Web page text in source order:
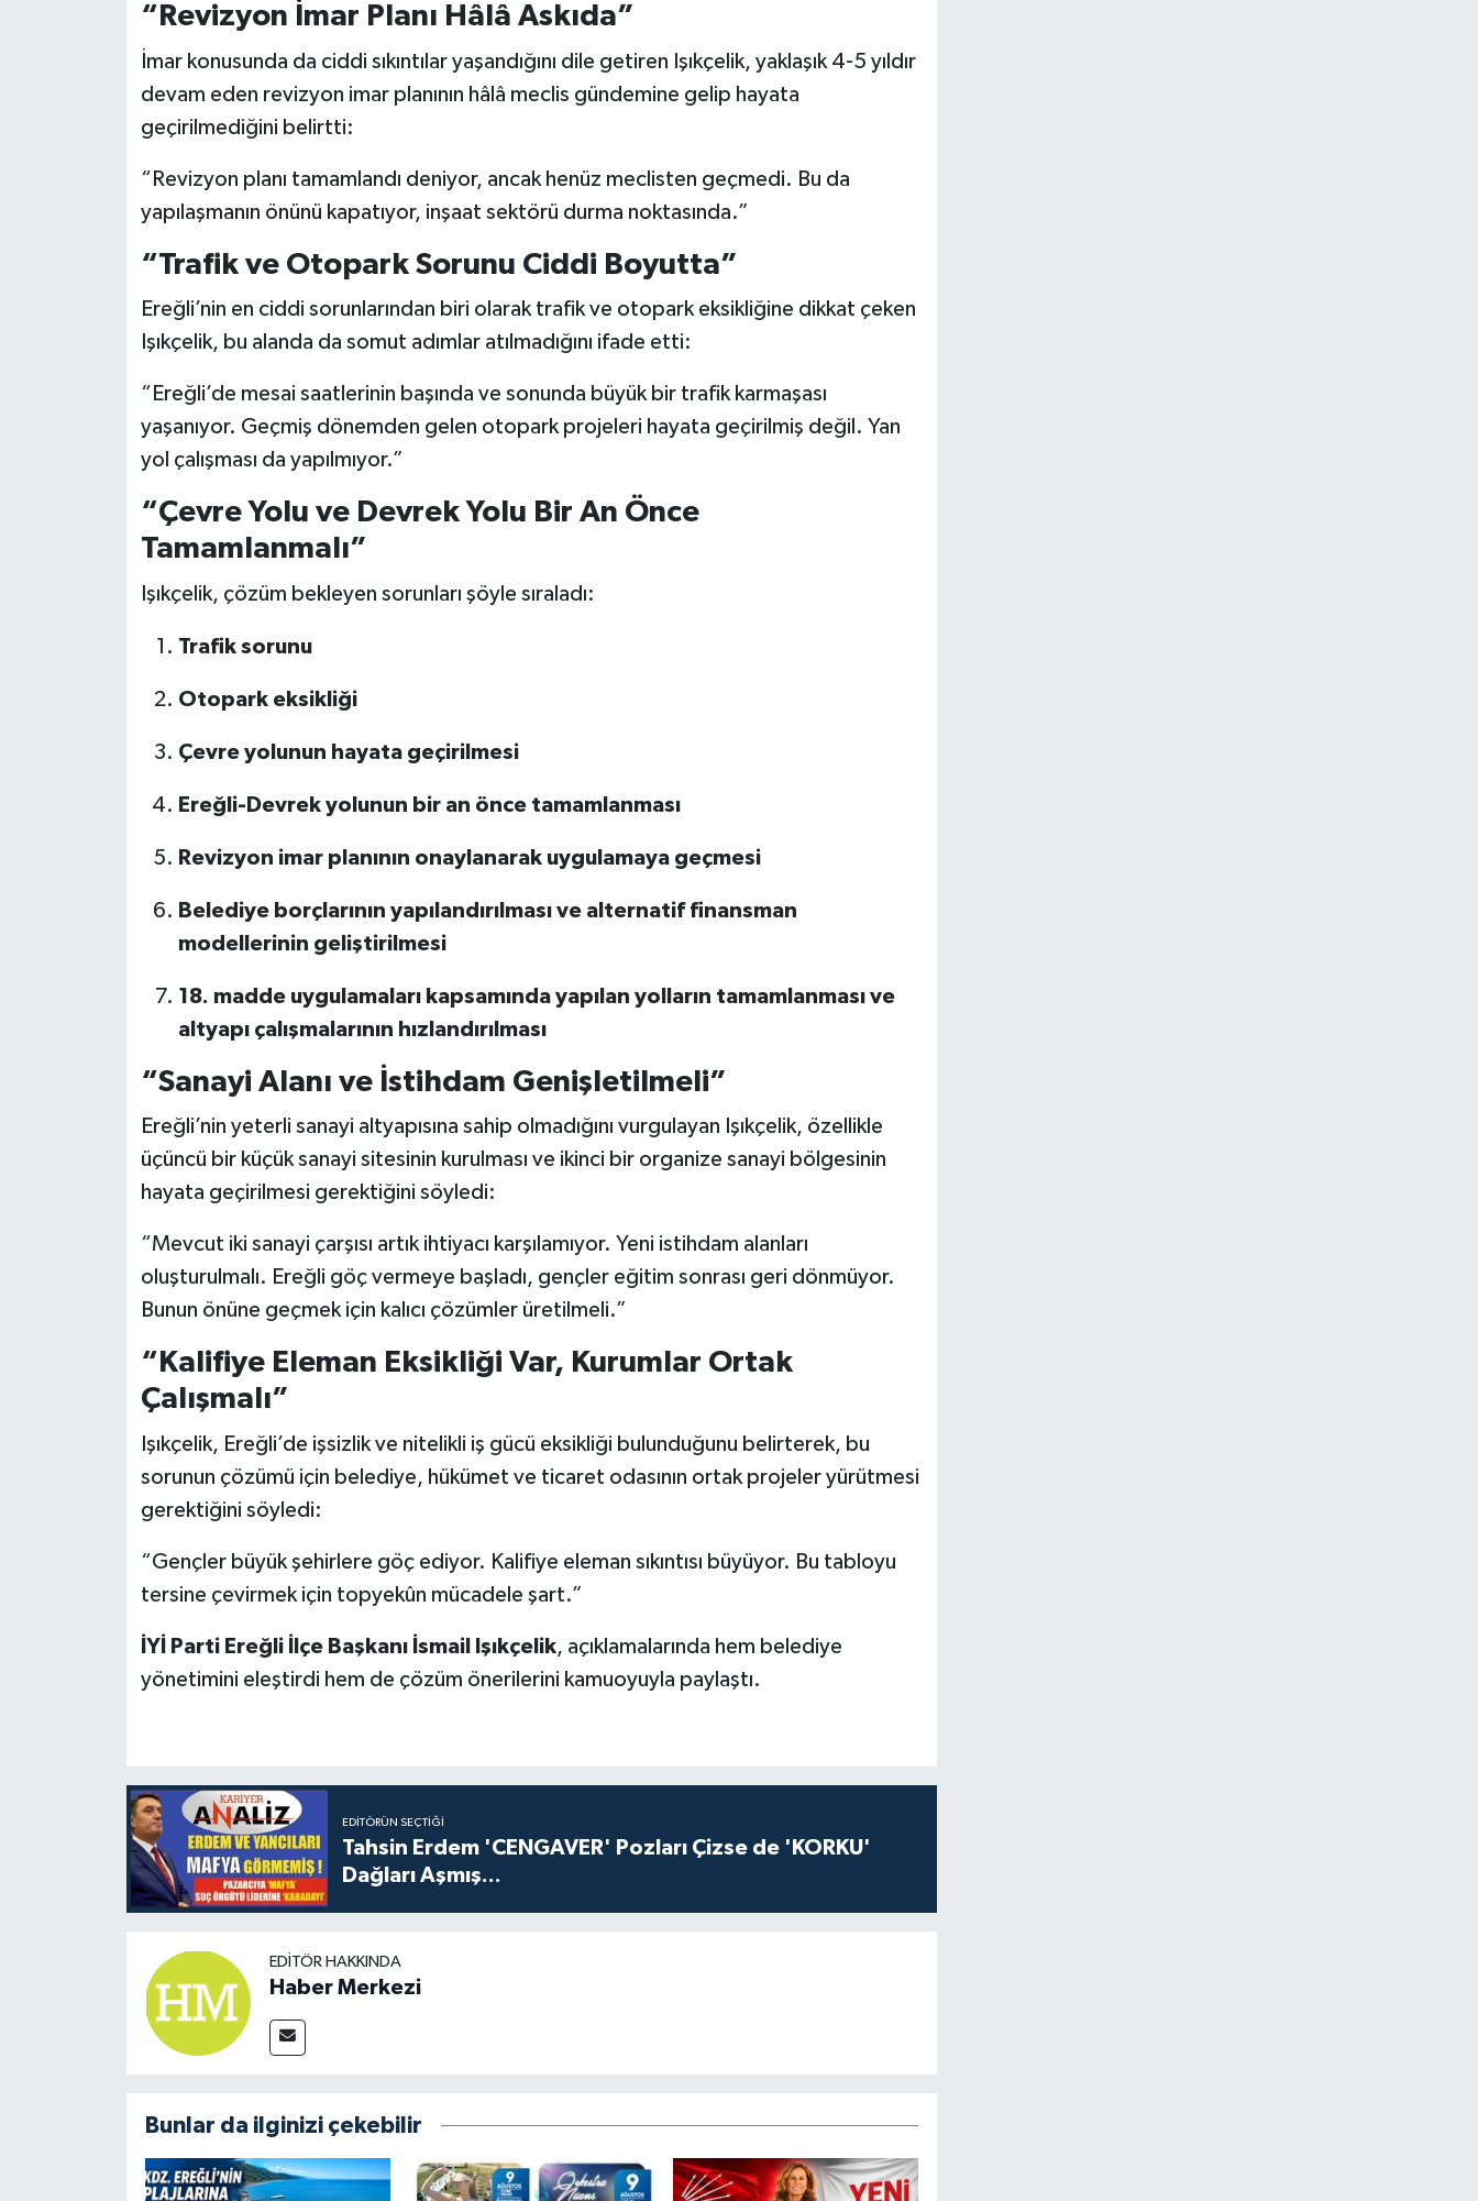
“Revizyon İmar Planı Hâlâ Askıda”
İmar konusunda da ciddi sıkıntılar yaşandığını dile getiren Işıkçelik, yaklaşık 4-5 yıldır
devam eden revizyon imar planının hâlâ meclis gündemine gelip hayata
geçirilmediğini belirtti:
“Revizyon planı tamamlandı deniyor, ancak henüz meclisten geçmedi. Bu da
yapılaşmanın önünü kapatıyor, inşaat sektörü durma noktasında.”
“Trafik ve Otopark Sorunu Ciddi Boyutta”
Ereğli’nin en ciddi sorunlarından biri olarak trafik ve otopark eksikliğine dikkat çeken
Işıkçelik, bu alanda da somut adımlar atılmadığını ifade etti:
“Ereğli’de mesai saatlerinin başında ve sonunda büyük bir trafik karmaşası
yaşanıyor. Geçmiş dönemden gelen otopark projeleri hayata geçirilmiş değil. Yan
yol çalışması da yapılmıyor.”
“Çevre Yolu ve Devrek Yolu Bir An Önce
Tamamlanmalı”
Işıkçelik, çözüm bekleyen sorunları şöyle sıraladı:
Trafik sorunu
Otopark eksikliği
Çevre yolunun hayata geçirilmesi
Ereğli-Devrek yolunun bir an önce tamamlanması
Revizyon imar planının onaylanarak uygulamaya geçmesi
Belediye borçlarının yapılandırılması ve alternatif finansman
modellerinin geliştirilmesi
18. madde uygulamaları kapsamında yapılan yolların tamamlanması ve
altyapı çalışmalarının hızlandırılması
“Sanayi Alanı ve İstihdam Genişletilmeli”
Ereğli’nin yeterli sanayi altyapısına sahip olmadığını vurgulayan Işıkçelik, özellikle
üçüncü bir küçük sanayi sitesinin kurulması ve ikinci bir organize sanayi bölgesinin
hayata geçirilmesi gerektiğini söyledi:
“Mevcut iki sanayi çarşısı artık ihtiyacı karşılamıyor. Yeni istihdam alanları
oluşturulmalı. Ereğli göç vermeye başladı, gençler eğitim sonrası geri dönmüyor.
Bunun önüne geçmek için kalıcı çözümler üretilmeli.”
“Kalifiye Eleman Eksikliği Var, Kurumlar Ortak
Çalışmalı”
Işıkçelik, Ereğli’de işsizlik ve nitelikli iş gücü eksikliği bulunduğunu belirterek, bu
sorunun çözümü için belediye, hükümet ve ticaret odasının ortak projeler yürütmesi
gerektiğini söyledi:
“Gençler büyük şehirlere göç ediyor. Kalifiye eleman sıkıntısı büyüyor. Bu tabloyu
tersine çevirmek için topyekûn mücadele şart.”
İYİ Parti Ereğli İlçe Başkanı İsmail Işıkçelik, açıklamalarında hem belediye
yönetimini eleştirdi hem de çözüm önerilerini kamuoyuyla paylaştı.
EDITÖRÜN SEÇTIĞI
Tahsin Erdem 'CENGAVER' Pozları Çizse de 'KORKU'
Dağları Aşmış...
EDITÖR HAKKINDA
Haber Merkezi
Bunlar da ilginizi çekebilir